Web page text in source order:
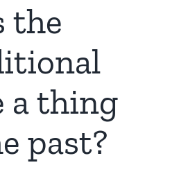
the
a thing
past?